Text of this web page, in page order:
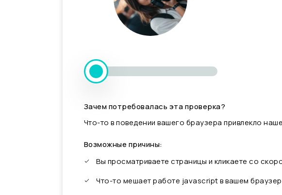
Зачем потребовалась эта проверка?
Что-то в поведении вашего браузера привлекло
Возможные причины:
Вы просматриваете страницы и кликаете со
Что-то мешает работе javascript в вашем